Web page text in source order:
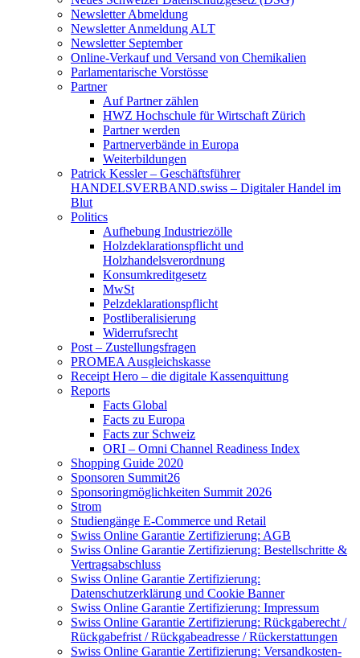
Newsletter Abmeldung
Newsletter Anmeldung ALT
Newsletter September
Online-Verkauf und Versand von Chemikalien
Parlamentarische Vorstösse
Partner
Auf Partner zählen
HWZ Hochschule für Wirtschaft Zürich
Partner werden
Partnerverbände in Europa
Weiterbildungen
Patrick Kessler – Geschäftsführer
HANDELSVERBAND.swiss – Digitaler Handel im
Blut
Politics
Aufhebung Industriezölle
Holzdeklarationspflicht und
Holzhandelsverordnung
Konsumkreditgesetz
MwSt
Pelzdeklarationspflicht
Postliberalisierung
Widerrufsrecht
Post – Zustellungsfragen
PROMEA Ausgleichskasse
Receipt Hero – die digitale Kassenquittung
Reports
Facts Global
Facts zu Europa
Facts zur Schweiz
ORI – Omni Channel Readiness Index
Shopping Guide 2020
Sponsoren Summit26
Sponsoringmöglichkeiten Summit 2026
Strom
Studiengänge E-Commerce und Retail
Swiss Online Garantie Zertifizierung: AGB
Swiss Online Garantie Zertifizierung: Bestellschritte &
Vertragsabschluss
Swiss Online Garantie Zertifizierung:
Datenschutzerklärung und Cookie Banner
Swiss Online Garantie Zertifizierung: Impressum
Swiss Online Garantie Zertifizierung: Rückgaberecht /
Rückgabefrist / Rückgabeadresse / Rückerstattungen
Swiss Online Garantie Zertifizierung: Versandkosten-